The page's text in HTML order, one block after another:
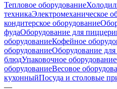
Тепловое оборудование
техникаЭлектромеханическое
кондитерское оборудование
фудаОборудование для
оборудованиеКофейное
оборудованиеОборудование для
блюдУпаковочное оборудование
оборудованиеВесовое
кухонныйПосуда и столовые
—